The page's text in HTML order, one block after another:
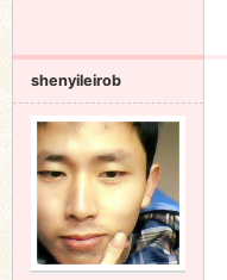
shenyileirob